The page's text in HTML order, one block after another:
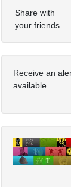
Share with
your friends
Receive an
available